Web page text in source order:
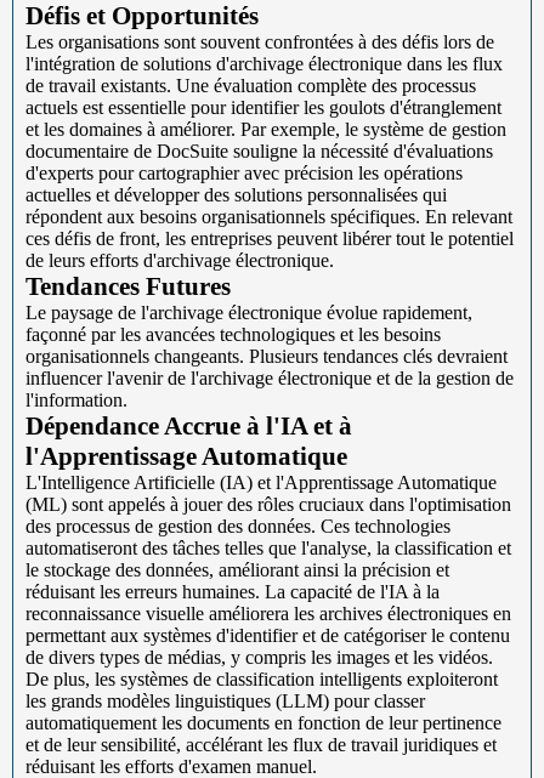
Défis et Opportunités
Les organisations sont souvent confrontées à des défis lors de
l'intégration de solutions d'archivage électronique dans les flux
de travail existants. Une évaluation complète des processus
actuels est essentielle pour identifier les goulots d'étranglement
et les domaines à améliorer. Par exemple, le système de gestion
documentaire de DocSuite souligne la nécessité d'évaluations
d'experts pour cartographier avec précision les opérations
actuelles et développer des solutions personnalisées qui
répondent aux besoins organisationnels spécifiques. En relevant
ces défis de front, les entreprises peuvent libérer tout le potentiel
de leurs efforts d'archivage électronique.
Tendances Futures
Le paysage de l'archivage électronique évolue rapidement,
façonné par les avancées technologiques et les besoins
organisationnels changeants. Plusieurs tendances clés devraient
influencer l'avenir de l'archivage électronique et de la gestion de
l'information.
Dépendance Accrue à l'IA et à
l'Apprentissage Automatique
L'Intelligence Artificielle (IA) et l'Apprentissage Automatique
(ML) sont appelés à jouer des rôles cruciaux dans l'optimisation
des processus de gestion des données. Ces technologies
automatiseront des tâches telles que l'analyse, la classification et
le stockage des données, améliorant ainsi la précision et
réduisant les erreurs humaines. La capacité de l'IA à la
reconnaissance visuelle améliorera les archives électroniques en
permettant aux systèmes d'identifier et de catégoriser le contenu
de divers types de médias, y compris les images et les vidéos.
De plus, les systèmes de classification intelligents exploiteront
les grands modèles linguistiques (LLM) pour classer
automatiquement les documents en fonction de leur pertinence
et de leur sensibilité, accélérant les flux de travail juridiques et
réduisant les efforts d'examen manuel.